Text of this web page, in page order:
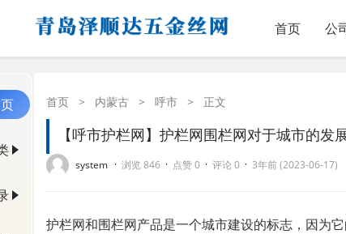
首页 公
首页 > 内蒙古 > 呼市 > 正文
【呼市护栏网】护栏网围栏网对于城市的发
system · 浏览 846 · 点赞 0 · 评论 0 · 3年前 (2023-06-17)
护栏网和围栏网产品是一个城市建设的标志，因为